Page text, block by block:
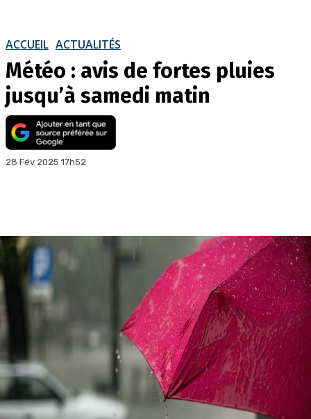
ACCUEIL ACTUALITÉS
Météo : avis de fortes pluies
jusqu’à samedi matin
28 Fév 2025 17h52